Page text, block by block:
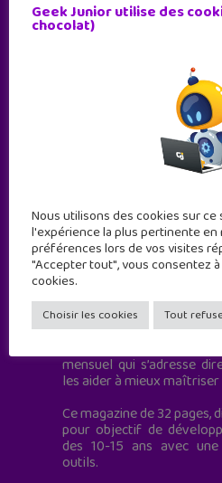
Geek Junior est le premier
à destination des
mensuel qui s’adresse
les aider à mieux
Ce magazine de 32
pour objectif de
des 10-15 ans avec
outils.
Geek Junior utilise des
chocolat)
Nous utilisons des cookies sur
l'expérience la plus pertinente en
préférences lors de vos visites
"Accepter tout", vous consentez
cookies.
Choisir les cookies Tout